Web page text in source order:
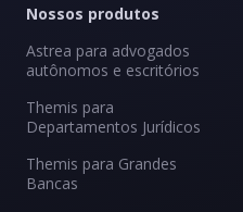
Nossos produtos
Astrea para advogados
autônomos e escritórios
Themis para
Departamentos Jurídicos
Themis para Grandes
Bancas